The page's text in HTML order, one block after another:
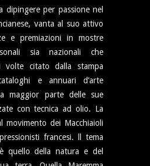
dipingere per passione nel
vanta al suo attivo
e premiazioni in mostre
sia nazionali che
volte citato dalla stampa
e annuari d’arte
maggior parte delle sue
con tecnica ad olio. La
movimento dei Macchiaioli
francesi. ll tema
quello della natura e del